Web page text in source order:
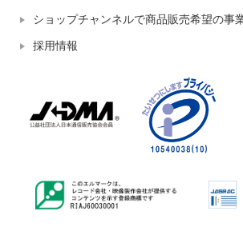
ショップチャンネルで商品販売希望の事
採用情報